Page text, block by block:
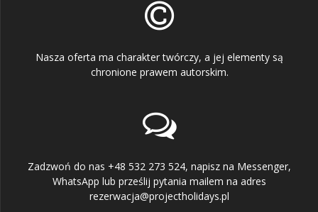
Nasza oferta ma charakter twórczy, a jej elementy są
chronione prawem autorskim.
Zadzwoń do nas +48 532 273 524, napisz na Messenger,
WhatsApp lub prześlij pytania mailem na adres
rezerwacja@projectholidays.pl